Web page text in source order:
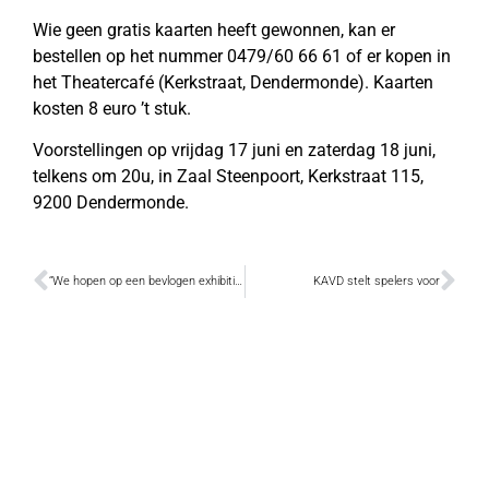
Wie geen gratis kaarten heeft gewonnen, kan er
bestellen op het nummer 0479/60 66 61 of er kopen in
het Theatercafé (Kerkstraat, Dendermonde). Kaarten
kosten 8 euro ’t stuk.
Voorstellingen op vrijdag 17 juni en zaterdag 18 juni,
telkens om 20u, in Zaal Steenpoort, Kerkstraat 115,
9200 Dendermonde.
“We hopen op een bevlogen exhibitie” KAVD stelt spelers voor